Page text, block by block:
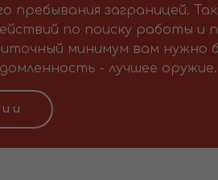
пребывания заграницей.
по поиску работы и
минимум вам нужно
- лучшее оружие.